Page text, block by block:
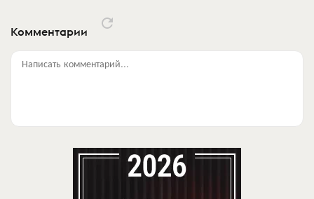
Комментарии
Написать комментарий...